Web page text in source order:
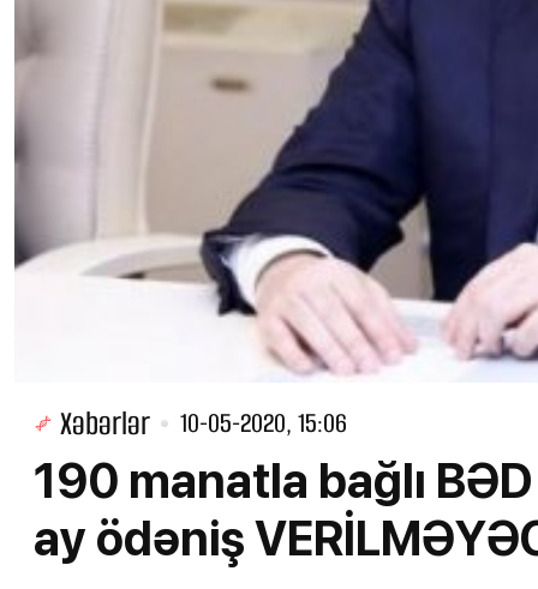
Xəbərlər 10-05-2020, 15:06
190 manatla bağlı
ay ödəniş